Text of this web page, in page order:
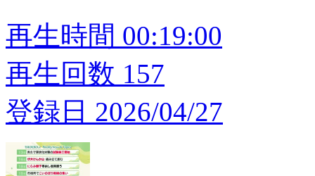
再生時間 00:19:00
再生回数 157
登録日 2026/04/27